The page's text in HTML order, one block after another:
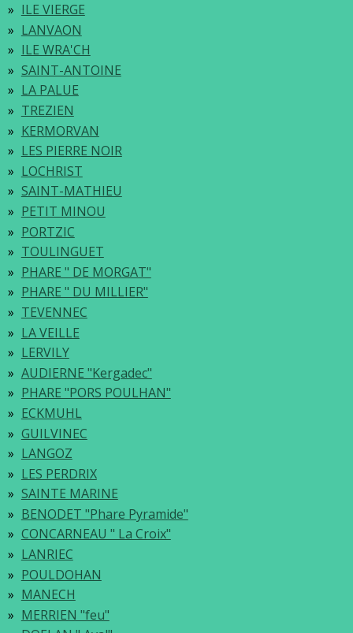
ILE VIERGE
LANVAON
ILE WRA'CH
SAINT-ANTOINE
LA PALUE
TREZIEN
KERMORVAN
LES PIERRE NOIR
LOCHRIST
SAINT-MATHIEU
PETIT MINOU
PORTZIC
TOULINGUET
PHARE " DE MORGAT"
PHARE " DU MILLIER"
TEVENNEC
LA VEILLE
LERVILY
AUDIERNE "Kergadec"
PHARE "PORS POULHAN"
ECKMUHL
GUILVINEC
LANGOZ
LES PERDRIX
SAINTE MARINE
BENODET "Phare Pyramide"
CONCARNEAU " La Croix"
LANRIEC
POULDOHAN
MANECH
MERRIEN "feu"